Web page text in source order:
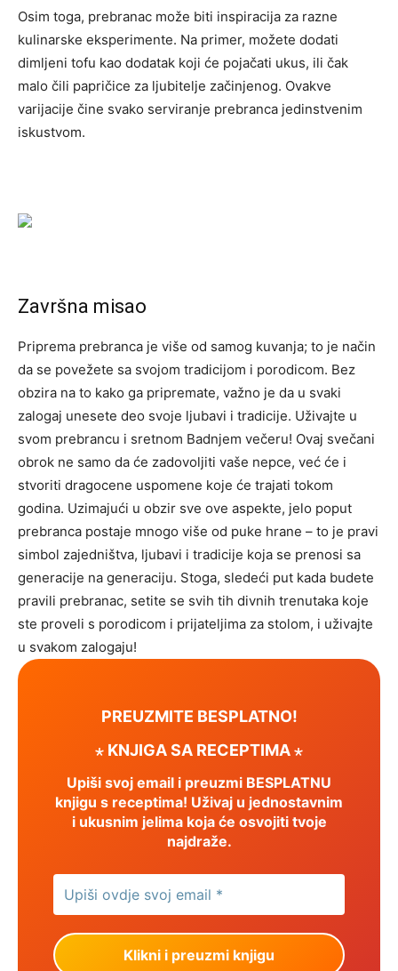
Osim toga, prebranac može biti inspiracija za razne
kulinarske eksperimente. Na primer, možete dodati
dimljeni tofu kao dodatak koji će pojačati ukus, ili čak
malo čili papričice za ljubitelje začinjenog. Ovakve
varijacije čine svako serviranje prebranca jedinstvenim
iskustvom.
Završna misao
Priprema prebranca je više od samog kuvanja; to je način
da se povežete sa svojom tradicijom i porodicom. Bez
obzira na to kako ga pripremate, važno je da u svaki
zalogaj unesete deo svoje ljubavi i tradicije. Uživajte u
svom prebrancu i sretnom Badnjem večeru! Ovaj svečani
obrok ne samo da će zadovoljiti vaše nepce, već će i
stvoriti dragocene uspomene koje će trajati tokom
godina. Uzimajući u obzir sve ove aspekte, jelo poput
prebranca postaje mnogo više od puke hrane – to je pravi
simbol zajedništva, ljubavi i tradicije koja se prenosi sa
generacije na generaciju. Stoga, sledeći put kada budete
pravili prebranac, setite se svih tih divnih trenutaka koje
ste proveli s porodicom i prijateljima za stolom, i uživajte
u svakom zalogaju!
PREUZMITE BESPLATNO!
⋆ KNJIGA SA RECEPTIMA ⋆
Upiši svoj email i preuzmi BESPLATNU
knjigu s receptima! Uživaj u jednostavnim
i ukusnim jelima koja će osvojiti tvoje
najdraže.